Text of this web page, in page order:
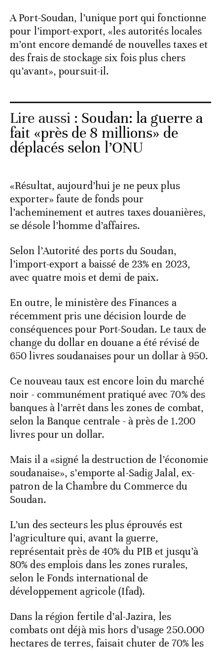
A Port-Soudan, l’unique port qui fonctionne
pour l’import-export, «les autorités locales
m’ont encore demandé de nouvelles taxes et
des frais de stockage six fois plus chers
qu’avant», poursuit-il.
Lire aussi : Soudan: la guerre a
fait «près de 8 millions» de
déplacés selon l’ONU
«Résultat, aujourd’hui je ne peux plus
exporter» faute de fonds pour
l’acheminement et autres taxes douanières,
se désole l’homme d’affaires.
Selon l’Autorité des ports du Soudan,
l’import-export a baissé de 23% en 2023,
avec quatre mois et demi de paix.
En outre, le ministère des Finances a
récemment pris une décision lourde de
conséquences pour Port-Soudan. Le taux de
change du dollar en douane a été révisé de
650 livres soudanaises pour un dollar à 950.
Ce nouveau taux est encore loin du marché
noir - communément pratiqué avec 70% des
banques à l’arrêt dans les zones de combat,
selon la Banque centrale - à près de 1.200
livres pour un dollar.
Mais il a «signé la destruction de l’économie
soudanaise», s’emporte al-Sadig Jalal, ex-
patron de la Chambre du Commerce du
Soudan.
L’un des secteurs les plus éprouvés est
l’agriculture qui, avant la guerre,
représentait près de 40% du PIB et jusqu’à
80% des emplois dans les zones rurales,
selon le Fonds international de
développement agricole (Ifad).
Dans la région fertile d’al-Jazira, les
combats ont déjà mis hors d’usage 250.000
hectares de terres, faisait chuter de 70% les